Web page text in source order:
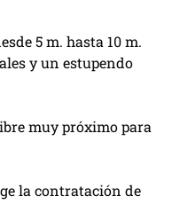
5 m. hasta 10 m.
y un estupendo
muy próximo para
la contratación de